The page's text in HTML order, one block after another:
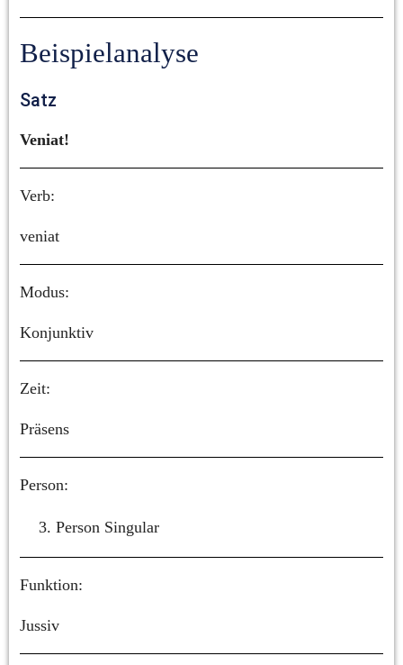
Beispielanalyse
Satz
Veniat!
Verb:
veniat
Modus:
Konjunktiv
Zeit:
Präsens
Person:
Person Singular
Funktion:
Jussiv